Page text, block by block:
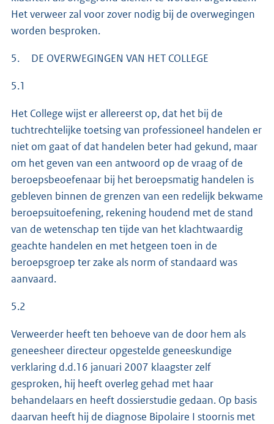
Het verweer zal voor zover nodig bij de overwegingen
worden besproken.
5. DE OVERWEGINGEN VAN HET COLLEGE
5.1
Het College wijst er allereerst op, dat het bij de
tuchtrechtelijke toetsing van professioneel handelen er
niet om gaat of dat handelen beter had gekund, maar
om het geven van een antwoord op de vraag of de
beroepsbeoefenaar bij het beroepsmatig handelen is
gebleven binnen de grenzen van een redelijk bekwame
beroepsuitoefening, rekening houdend met de stand
van de wetenschap ten tijde van het klachtwaardig
geachte handelen en met hetgeen toen in de
beroepsgroep ter zake als norm of standaard was
aanvaard.
5.2
Verweerder heeft ten behoeve van de door hem als
geneesheer directeur opgestelde geneeskundige
verklaring d.d.16 januari 2007 klaagster zelf
gesproken, hij heeft overleg gehad met haar
behandelaars en heeft dossierstudie gedaan. Op basis
daarvan heeft hij de diagnose Bipolaire I stoornis met